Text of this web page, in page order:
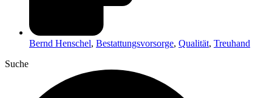
Bernd Henschel, Bestattungsvorsorge, Qualität, Treuhand
Suche